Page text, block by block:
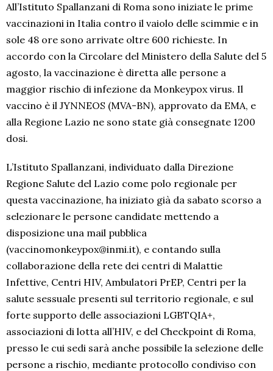
All’Istituto Spallanzani di Roma sono iniziate le prime
vaccinazioni in Italia contro il vaiolo delle scimmie e in
sole 48 ore sono arrivate oltre 600 richieste. In
accordo con la Circolare del Ministero della Salute del 5
agosto, la vaccinazione è diretta alle persone a
maggior rischio di infezione da Monkeypox virus. Il
vaccino è il JYNNEOS (MVA-BN), approvato da EMA, e
alla Regione Lazio ne sono state già consegnate 1200
dosi.
L’Istituto Spallanzani, individuato dalla Direzione
Regione Salute del Lazio come polo regionale per
questa vaccinazione, ha iniziato già da sabato scorso a
selezionare le persone candidate mettendo a
disposizione una mail pubblica
(vaccinomonkeypox@inmi.it), e contando sulla
collaborazione della rete dei centri di Malattie
Infettive, Centri HIV, Ambulatori PrEP, Centri per la
salute sessuale presenti sul territorio regionale, e sul
forte supporto delle associazioni LGBTQIA+,
associazioni di lotta all’HIV, e del Checkpoint di Roma,
presso le cui sedi sarà anche possibile la selezione delle
persone a rischio, mediante protocollo condiviso con